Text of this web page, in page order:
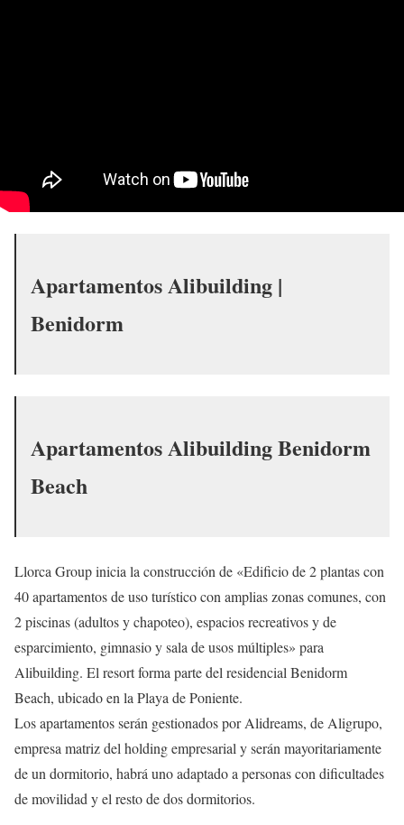
Apartamentos Alibuilding |
Benidorm
Apartamentos Alibuilding Benidorm
Beach
Llorca Group inicia la construcción de «Edificio de 2 plantas con
40 apartamentos de uso turístico con amplias zonas comunes, con
2 piscinas (adultos y chapoteo), espacios recreativos y de
esparcimiento, gimnasio y sala de usos múltiples» para
Alibuilding. El resort forma parte del residencial Benidorm
Beach, ubicado en la Playa de Poniente.
Los apartamentos serán gestionados por Alidreams, de Aligrupo,
empresa matriz del holding empresarial y serán mayoritariamente
de un dormitorio, habrá uno adaptado a personas con dificultades
de movilidad y el resto de dos dormitorios.